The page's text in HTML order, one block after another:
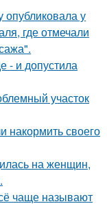
опубликовала у
где отмечали
- и допустила
участок
накормить своего
на женщин,
чаще называют